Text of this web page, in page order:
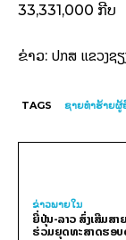
33,331,000 ກີບ
ຂ່າວ: ປກສ ແຂວງຊຽ
TAGS ຊາຍທຳຮ້າຍຜູ້
ຂ່າວພາຍ​ໃນ
ຍີ່ປຸ່ນ-ລາວ ສົ່ງເສີມສ
ຮ່ວມຍຸດທະສາດຮອບ